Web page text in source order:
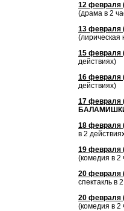
12 февраля
(драма в 2
13 февраля
(лирическая
15 февраля
действиях)
16 февраля
действиях)
17 февраля
18 февраля
в 2
19 февраля
(комедия в 2
20 февраля
спектакль в
20 февраля
(комедия в 2